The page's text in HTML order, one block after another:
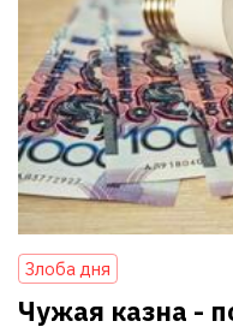
Злоба дня
Чужая казна -